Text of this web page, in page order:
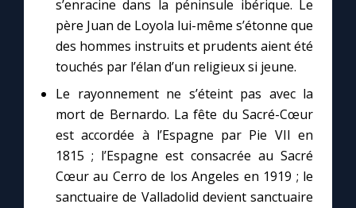
s’enracine dans la péninsule ibérique. Le
père Juan de Loyola lui-même s’étonne que
des hommes instruits et prudents aient été
touchés par l’élan d’un religieux si jeune.
Le rayonnement ne s’éteint pas avec la
mort de Bernardo. La fête du Sacré-Cœur
est accordée à l’Espagne par Pie VII en
1815 ; l’Espagne est consacrée au Sacré
Cœur au Cerro de los Angeles en 1919 ; le
sanctuaire de Valladolid devient sanctuaire